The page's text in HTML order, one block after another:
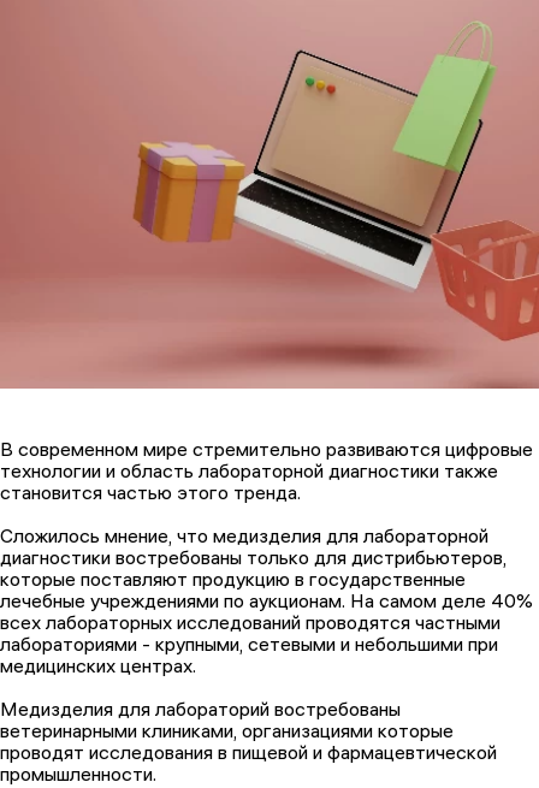
В современном мире стремительно развиваются цифровые
технологии и область лабораторной диагностики также
становится частью этого тренда.
Сложилось мнение, что медизделия для лабораторной
диагностики востребованы только для дистрибьютеров,
которые поставляют продукцию в государственные
лечебные учреждениями по аукционам. На самом деле 40%
всех лабораторных исследований проводятся частными
лабораториями - крупными, сетевыми и небольшими при
медицинских центрах.
Медизделия для лабораторий востребованы
ветеринарными клиниками, организациями которые
проводят исследования в пищевой и фармацевтической
промышленности.